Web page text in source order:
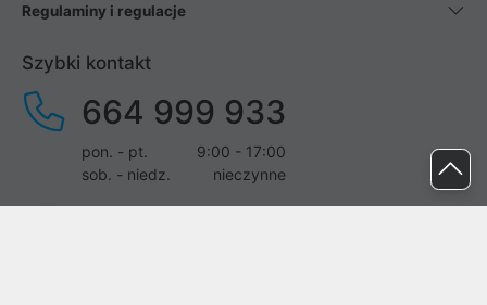
Regulaminy i regulacje
Szybki kontakt
664 999 933
pon. - pt.
9:00 - 17:00
sob. - niedz.
nieczynne